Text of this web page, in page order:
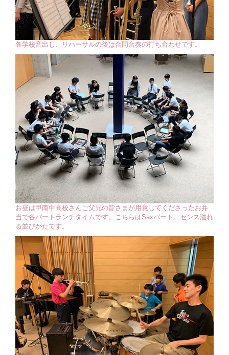
各学校音出し、リハーサルの後は合同合奏の打ち合わせです。
お昼は甲南中高校さんご父兄の皆さまが用意してくださったお弁
当で各パートランチタイムです。こちらはSaxパート。センス溢れ
る並びかたです。